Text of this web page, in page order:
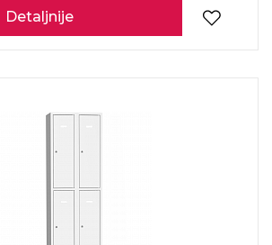
Detaljnije